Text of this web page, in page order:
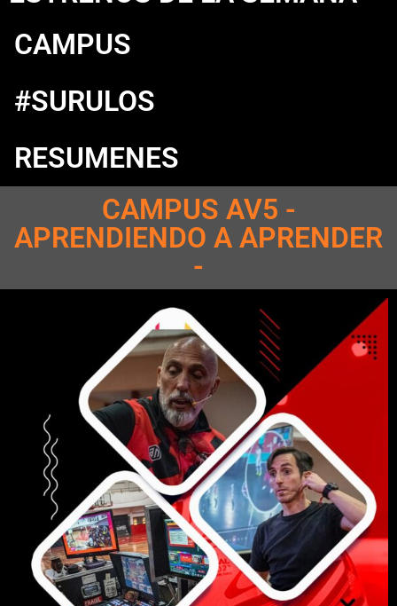
CAMPUS
#SURULOS
RESUMENES
CAMPUS AV5 -
APRENDIENDO A APRENDER
-